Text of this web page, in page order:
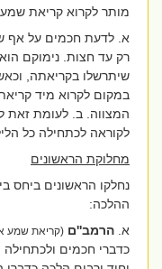
מותר לקרוא קריאת שמע
א. לדעת חכמים על אף
רק עד חצות. נימוקם
שיתרשלו בקריאתה,
במקום לקרוא מיד קריאת
המצווה. ב. לעומת זאת
לקוראה לכתחילה כל
מחלוקת הראשונים
נחלקו הראשונים ביחס
ההלכה:
א.הרמב''ם (קריאת שמע א,
כדברי חכמים ולכתחילה